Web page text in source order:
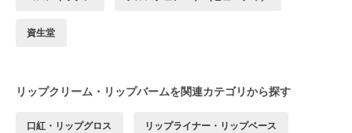
資生堂
リップクリーム・リップバームを関連カテゴリから探す
口紅・リップグロス リップライナー・リップベース